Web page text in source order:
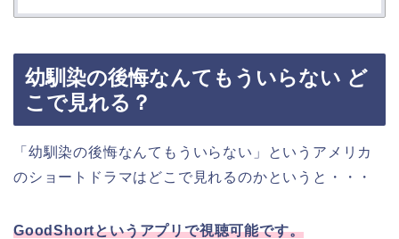
幼馴染の後悔なんてもういらない ど
こで見れる？
「幼馴染の後悔なんてもういらない」というアメリカ
のショートドラマはどこで見れるのかというと・・・
GoodShortというアプリで視聴可能です。